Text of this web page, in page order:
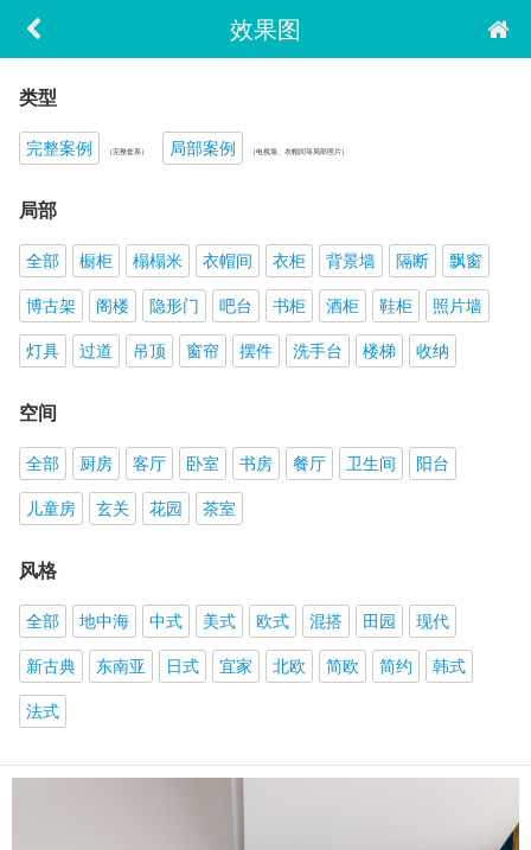
效果图
类型
完整案例 （完整套系） 局部案例 （电视墙、衣帽间等局部照片）
局部
全部 橱柜 榻榻米 衣帽间 衣柜 背景墙 隔断
飘窗
博古架
阁楼 隐形门 吧台 书柜 酒柜 鞋柜
照片墙
灯具
过道 吊顶 窗帘 摆件 洗手台 楼梯 收纳
空间
全部 厨房 客厅 卧室 书房 餐厅 卫生间
阳台
儿童房
玄关 花园 茶室
风格
全部 地中海 中式 美式 欧式 混搭 田园
现代
新古典
东南亚 日式 宜家 北欧 简欧 简约
韩式
法式